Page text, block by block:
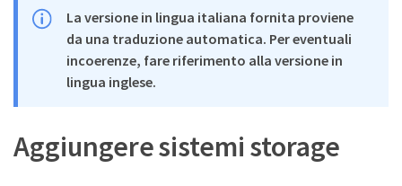
La versione in lingua italiana fornita proviene
da una traduzione automatica. Per eventuali
incoerenze, fare riferimento alla versione in
lingua inglese.
Aggiungere sistemi storage